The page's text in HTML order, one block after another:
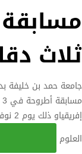
ثلاث
جامعة حمد بن خليفة
العلوم